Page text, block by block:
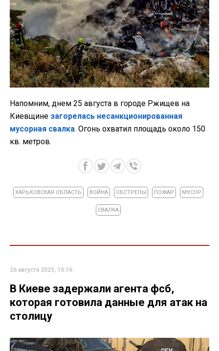
Напомним, днем 25 августа в городе Ржищев на
Киевщине загорелась несанкционированная
мусорная свалка. Огонь охватил площадь около 150
кв. метров.
ХАРЬКОВСКАЯ ОБЛАСТЬ ВОЙНА ОБСТРЕЛЫ ПОЖАР МУСОР
СВАЛКА
26 августа 2025, 10:16
В Киеве задержали агента фсб,
которая готовила данные для атак на
столицу